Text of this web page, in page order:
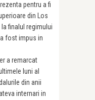
pentru a fi
din Los
finalul regimului
fost impus in
a remarcat
luni al
din anii
internari in